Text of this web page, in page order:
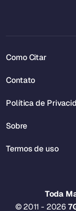
Toda
© 2011 - 2026
Como Citar
Contato
Política de
Sobre
Termos de uso